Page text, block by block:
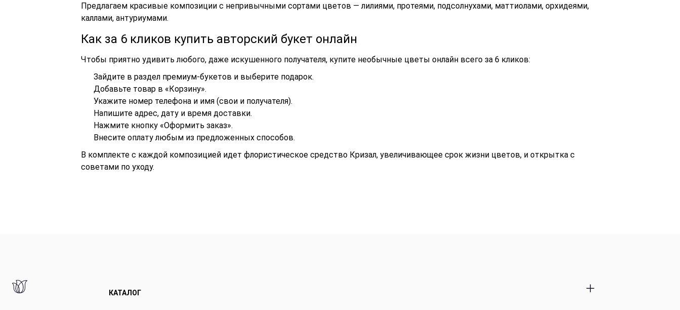
Предлагаем красивые композиции с непривычными сортами цветов — лилиями, протеями, подсолнухами, маттиолами, орхидеями,
каллами, антуриумами.
Как за 6 кликов купить авторский букет онлайн
Чтобы приятно удивить любого, даже искушенного получателя, купите необычные цветы онлайн всего за 6 кликов:
Зайдите в раздел премиум-букетов и выберите подарок.
Добавьте товар в «Корзину».
Укажите номер телефона и имя (свои и получателя).
Напишите адрес, дату и время доставки.
Нажмите кнопку «Оформить заказ».
Внесите оплату любым из предложенных способов.
В комплекте с каждой композицией идет флористическое средство Кризал, увеличивающее срок жизни цветов, и открытка с
советами по уходу.
КАТАЛОГ